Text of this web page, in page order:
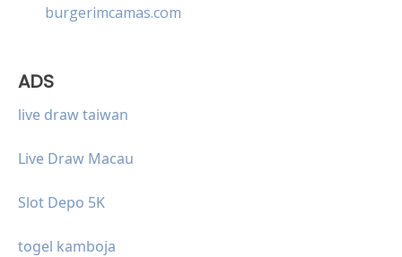
burgerimcamas.com
ADS
live draw taiwan
Live Draw Macau
Slot Depo 5K
togel kamboja